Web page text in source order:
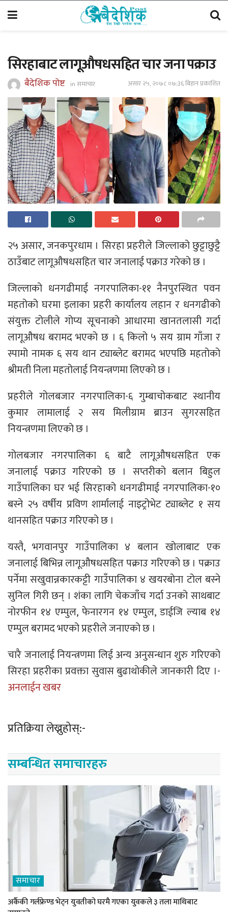
सिरहाबाट लागूऔषधसहित चार जना पक्राउ
बैदेशिक पोष्ट inसमाचार असार २५, २०७८ ०७;३६ बिहान प्रकाशित
२५ असार, जनकपुरधाम । सिरहा प्रहरीले जिल्लाको छुट्टाछुट्टै
ठाउँबाट लागूऔषधसहित चार जनालाई पक्राउ गरेको छ ।
जिल्लाको धनगढीमाई नगरपालिका-११ नैनपुरस्थित पवन
महतोको घरमा इलाका प्रहरी कार्यालय लहान र धनगढीको
संयुक्त टोलीले गोप्य सूचनाको आधारमा खानतलासी गर्दा
लागूऔषध बरामद भएको छ । ६ किलो ५ सय ग्राम गाँजा र
स्पामो नामक ६ सय थान ट्याब्लेट बरामद भएपछि महतोको
श्रीमती निला महतोलाई नियन्त्रणमा लिएको छ ।
प्रहरीले गोलबजार नगरपालिका-६ गुम्बाचोकबाट स्थानीय
कुमार लामालाई २ सय मिलीग्राम ब्राउन सुगरसहित
नियन्त्रणमा लिएको छ ।
गोलबजार नगरपालिका ६ बाटै लागूऔषधसहित एक
जनालाई पक्राउ गरिएको छ । सप्तरीको बलान बिहुल
गाउँपालिका घर भई सिरहाको धनगढीमाई नगरपालिका-१०
बस्ने २५ वर्षीय प्रविण शार्मालाई नाइट्रोभेट ट्याब्लेट १ सय
थानसहित पक्राउ गरिएको छ ।
यस्तै, भगवानपुर गाउँपालिका ४ बलान खोलाबाट एक
जनालाई बिभिन्न लागूऔषधसहित पक्राउ गरिएको छ । पक्राउ
पर्नेमा सखुवान्नकारकट्टी गाउँपालिका ४ खयरबोना टोल बस्ने
सुनिल गिरी छन् । शंका लागि चेकजाँच गर्दा उनको साथबाट
नोरफीन १४ एम्पुल, फेनारगन १४ एम्पुल, डाईजि ल्याब १४
एम्पुल बरामद भएको प्रहरीले जनाएको छ ।
चारै जनालाई नियन्त्रणमा लिई अन्य अनुसन्धान शुरु गरिएको
सिरहा प्रहरीका प्रवक्ता सुवास बुढाथोकीले जानकारी दिए ।-
अनलाईन खबर
प्रतिक्रिया लेख्नुहोस्:-
सम्बन्धित समाचारहरु
समाचार
अर्कैकी गर्लफ्रेण्ड भेट्न युवतीको घरमै गएका युवकले ३ तला माथिबाट